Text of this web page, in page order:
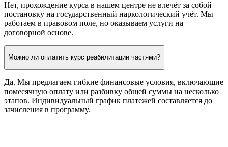
Нет, прохождение курса в нашем центре не влечёт за собой
постановку на государственный наркологический учёт. Мы
работаем в правовом поле, но оказываем услуги на
договорной основе.
Можно ли оплатить курс реабилитации частями?
Да. Мы предлагаем гибкие финансовые условия, включающие
помесячную оплату или разбивку общей суммы на несколько
этапов. Индивидуальный график платежей составляется до
зачисления в программу.